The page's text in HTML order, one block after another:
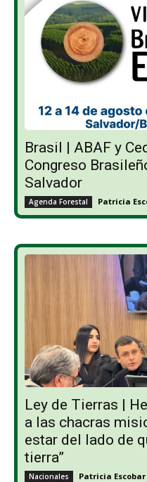
Brasil | ABAF y
Congreso
Salvador
Agenda Forestal Patricia
Ley de Tierras |
a las chacras
estar del lado de
tierra”
Nacionales Patricia Escobar